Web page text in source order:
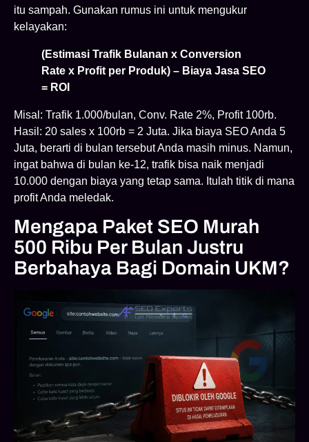
itu sampah. Gunakan rumus ini untuk mengukur
kelayakan:
(Estimasi Trafik Bulanan x Conversion
Rate x Profit per Produk) – Biaya Jasa SEO
= ROI
Misal: Trafik 1.000/bulan, Conv. Rate 2%, Profit 100rb.
Hasil: 20 sales x 100rb = 2 Juta. Jika biaya SEO Anda 5
Juta, berarti di bulan tersebut Anda masih minus. Namun,
ingat bahwa di bulan ke-12, trafik bisa naik menjadi
10.000 dengan biaya yang tetap sama. Itulah titik di mana
profit Anda meledak.
Mengapa Paket SEO Murah
500 Ribu Per Bulan Justru
Berbahaya Bagi Domain UKM?